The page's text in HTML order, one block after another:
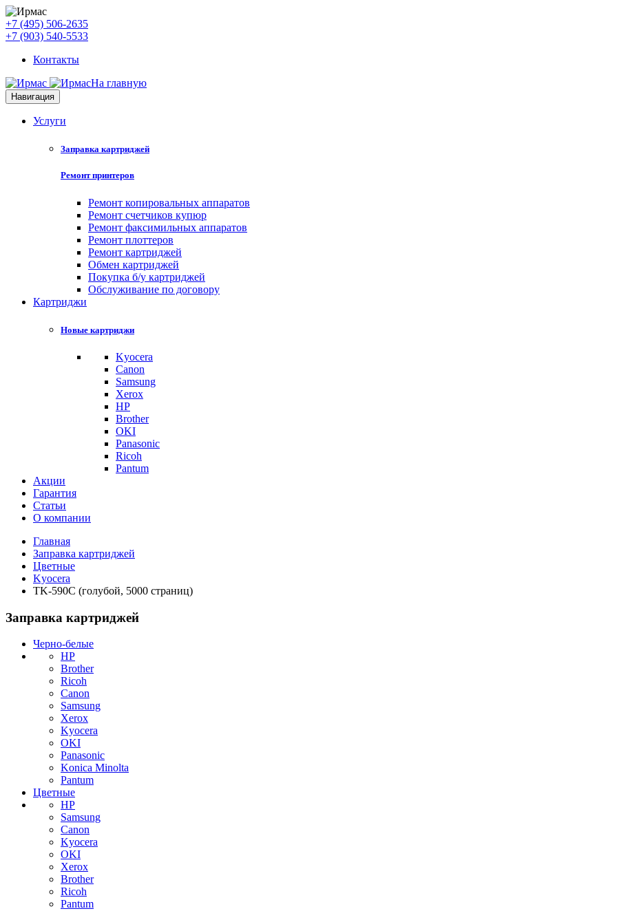
+7 (495) 506-2635
+7 (903) 540-5533
Контакты
На главную
Навигация
Услуги
Заправка картриджей
Ремонт принтеров
Ремонт копировальных аппаратов
Ремонт счетчиков купюр
Ремонт факсимильных аппаратов
Ремонт плоттеров
Ремонт картриджей
Обмен картриджей
Покупка б/у картриджей
Обслуживание по договору
Картриджи
Новые картриджи
Kyocera
Canon
Samsung
Xerox
HP
Brother
OKI
Panasonic
Ricoh
Pantum
Акции
Гарантия
Статьи
О компании
Главная
Заправка картриджей
Цветные
Kyocera
TK-590C (голубой, 5000 страниц)
Заправка картриджей
Черно-белые
HP
Brother
Ricoh
Canon
Samsung
Xerox
Kyocera
OKI
Panasonic
Konica Minolta
Pantum
Цветные
HP
Samsung
Canon
Kyocera
OKI
Xerox
Brother
Ricoh
Pantum